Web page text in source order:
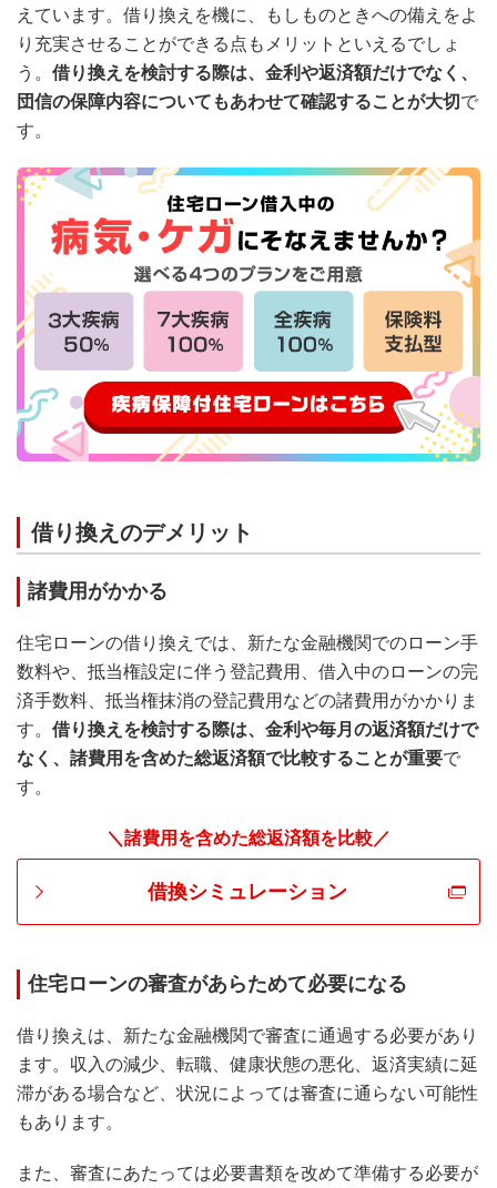
えています。借り換えを機に、もしものときへの備えをよ
り充実させることができる点もメリットといえるでしょ
う。 借り換えを検討する際は、金利や返済額だけでなく、
団信の保障内容についてもあわせて確認することが大切 で
す。
借り換えのデメリット
諸費用がかかる
住宅ローンの借り換えでは、新たな金融機関でのローン手
数料や、抵当権設定に伴う登記費用、借入中のローンの完
済手数料、抵当権抹消の登記費用などの諸費用がかかりま
す。 借り換えを検討する際は、金利や毎月の返済額だけで
なく、諸費用を含めた総返済額で比較することが重要で
す。
＼諸費用を含めた総返済額を比較／
借換シミュレーション
住宅ローンの審査があらためて必要になる
借り換えは、新たな金融機関で審査に通過する必要があり
ます。収入の減少、転職、健康状態の悪化、返済実績に延
滞がある場合など、状況によっては審査に通らない可能性
もあります。
また、審査にあたっては必要書類を改めて準備する必要が